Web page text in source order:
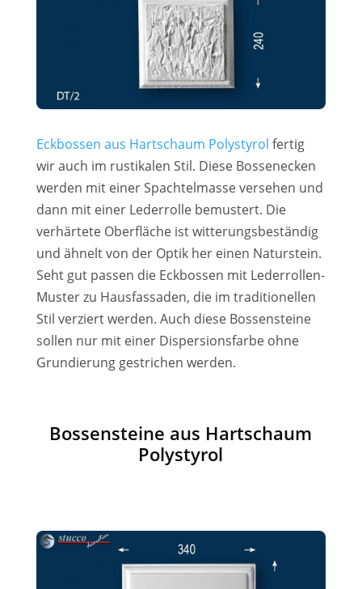
Eckbossen aus Hartschaum Polystyrol fertig
wir auch im rustikalen Stil. Diese Bossenecken
werden mit einer Spachtelmasse versehen und
dann mit einer Lederrolle bemustert. Die
verhärtete Oberfläche ist witterungsbeständig
und ähnelt von der Optik her einen Naturstein.
Seht gut passen die Eckbossen mit Lederrollen-
Muster zu Hausfassaden, die im traditionellen
Stil verziert werden. Auch diese Bossensteine
sollen nur mit einer Dispersionsfarbe ohne
Grundierung gestrichen werden.
Bossensteine aus Hartschaum
Polystyrol